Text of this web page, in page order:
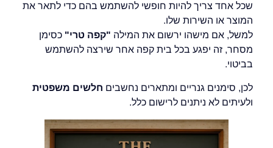
שכל אחד צריך להיות חופשי להשתמש בהם כדי לתאר את
המוצר או השירות שלו.
למשל, אם מישהו ירשום את המילה "קפה טרי" כסימן
מסחר, זה יפגע בכל בית קפה אחר שירצה להשתמש
בביטוי.
לכן, סימנים גנריים ומתארים נחשבים חלשים משפטית
ולעיתים לא ניתנים לרישום כלל.